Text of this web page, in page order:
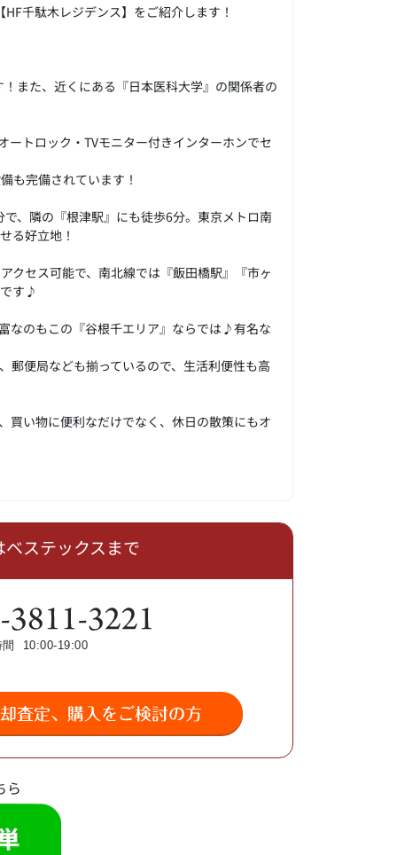
千駄木レジデンス】をご紹介します！
また、近くにある『日本医科大学』の関係者の
トロック・TVモニター付きインターホンでセ
も完備されています！
、隣の『根津駅』にも徒歩6分。東京メトロ南
る好立地！
クセス可能で、南北線では『飯田橋駅』『市ヶ
す♪
なのもこの『谷根千エリア』ならでは♪有名な
郵便局なども揃っているので、生活利便性も高
買い物に便利なだけでなく、休日の散策にもオ
ステックスまで
ら